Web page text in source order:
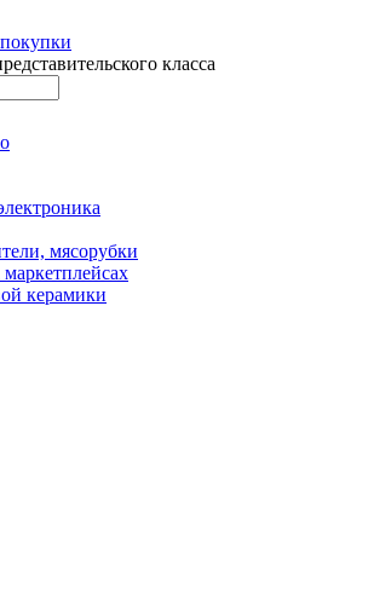
класса
мясорубки
керамики